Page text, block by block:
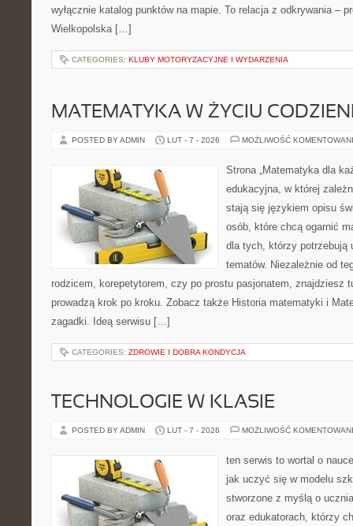
wyłącznie katalog punktów na mapie. To relacja z odkrywania –
Wielkopolska […]
CATEGORIES: KLUBY MOTORYZACYJNE I WYDARZENIA
MATEMATYKA W ŻYCIU
POSTED BY ADMIN LUT - 7 - 2026 MOŻLIWOŚĆ
Strona „Matematyka dla
edukacyjna, w której
stają się językiem opisu
osób, które chcą ogarnić
dla tych, którzy potrzebują
tematów. Niezależnie od
rodzicem, korepetytorem, czy po prostu pasjonatem, znajdziesz
prowadzą krok po kroku. Zobacz także Historia matematyki i
zagadki. Ideą serwisu […]
CATEGORIES: ZDROWIE I DOBRA KONDYCJA
TECHNOLOGIE W KLASIE
POSTED BY ADMIN LUT - 7 - 2026 MOŻLIWOŚĆ
ten serwis to wortal o
jak uczyć się w modelu
stworzone z myślą o
oraz edukatorach, którzy